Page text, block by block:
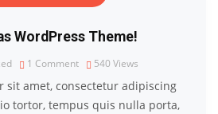
WordPress Theme!
1 Comment 540 Views
sit amet, consectetur adipiscing
tortor, tempus quis nulla porta,